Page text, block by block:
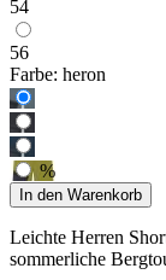
54
56
Farbe: heron
%
In den Warenkorb
Leichte Herren
sommerliche